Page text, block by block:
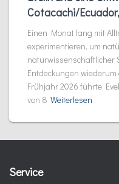
Cotacachi/
Einen Monat lang mit
experimentieren, um
naturwissenschaftlicher
Entdeckungen
Frühjahr 2026 führte
von 8 Weiterlesen
Service